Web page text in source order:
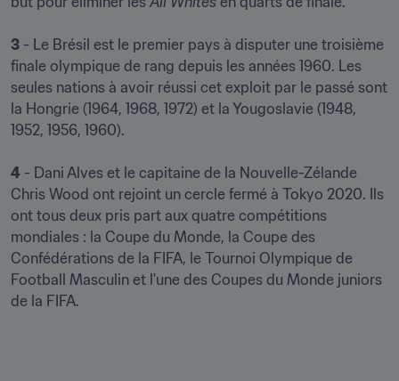
3 - Le Brésil est le premier pays à disputer une troisième
finale olympique de rang depuis les années 1960. Les
seules nations à avoir réussi cet exploit par le passé sont
la Hongrie (1964, 1968, 1972) et la Yougoslavie (1948,
1952, 1956, 1960).
4 - Dani Alves et le capitaine de la Nouvelle-Zélande
Chris Wood ont rejoint un cercle fermé à Tokyo 2020. Ils
ont tous deux pris part aux quatre compétitions
mondiales : la Coupe du Monde, la Coupe des
Confédérations de la FIFA, le Tournoi Olympique de
Football Masculin et l'une des Coupes du Monde juniors
de la FIFA.